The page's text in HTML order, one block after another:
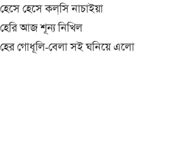
হেসে হেসে কল্‌সি নাচাইয়া
হেরি আজ শূন্য নিখিল
হের গোধূলি-বেলা সই ঘনিয়ে এলো